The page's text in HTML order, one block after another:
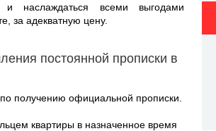
и наслаждаться всеми выгодами
за адекватную цену.
постоянной прописки в
получению официальной прописки.
квартиры в назначенное время